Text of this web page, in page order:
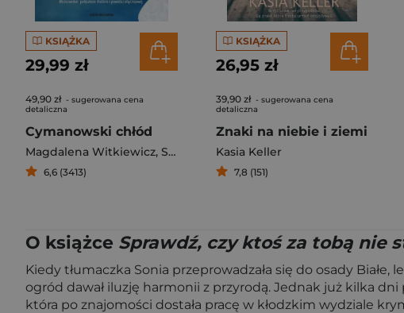
KSIĄŻKA
29,99 zł
49,90 zł - sugerowana cena
detaliczna
Cymanowski chłód
Magdalena Witkiewicz, Stefan Darda
6,6 (3413)
KSIĄŻKA
26,95 zł
39,90 zł - sugerowana cena
detaliczna
Znaki na niebie i ziemi
Kasia Keller
7,8 (151)
O książce Sprawdź, czy ktoś za tobą nie
Kiedy tłumaczka Sonia przeprowadzała się do osady
ogród dawał iluzję harmonii z przyrodą. Jednak już kilka
która po znajomości dostała pracę w kłodzkim wydziale